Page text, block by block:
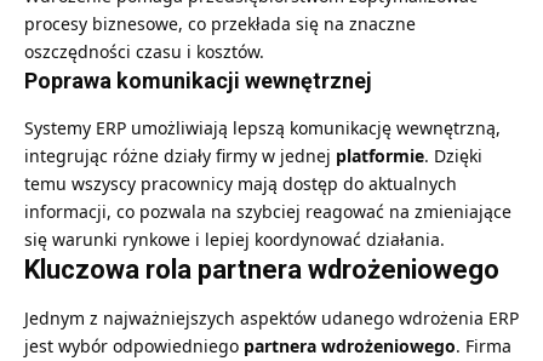
procesy biznesowe, co przekłada się na znaczne
oszczędności czasu i kosztów.
Poprawa komunikacji wewnętrznej
Systemy ERP umożliwiają lepszą komunikację wewnętrzną,
integrując różne działy firmy w jednej platformie. Dzięki
temu wszyscy pracownicy mają dostęp do aktualnych
informacji, co pozwala na szybciej reagować na zmieniające
się warunki rynkowe i lepiej koordynować działania.
Kluczowa rola partnera wdrożeniowego
Jednym z najważniejszych aspektów udanego wdrożenia ERP
jest wybór odpowiedniego partnera wdrożeniowego. Firma